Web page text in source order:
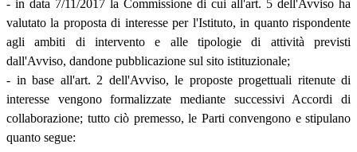
- in data 7/11/2017 la Commissione di cui all'art. 5 dell'Avviso ha
valutato la proposta di interesse per l'Istituto, in quanto rispondente
agli ambiti di intervento e alle tipologie di attività previsti
dall'Avviso, dandone pubblicazione sul sito istituzionale;
- in base all'art. 2 dell'Avviso, le proposte progettuali ritenute di
interesse vengono formalizzate mediante successivi Accordi di
collaborazione; tutto ciò premesso, le Parti convengono e stipulano
quanto segue: